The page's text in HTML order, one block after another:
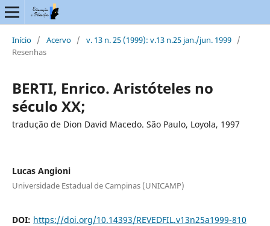
Início / Acervo / v. 13 n. 25 (1999): v.13 n.25 jan./jun. 1999 /
Resenhas
BERTI, Enrico. Aristóteles no
século XX;
tradução de Dion David Macedo. São Paulo, Loyola, 1997
Lucas Angioni
Universidade Estadual de Campinas (UNICAMP)
DOI: https://doi.org/10.14393/REVEDFIL.v13n25a1999-810